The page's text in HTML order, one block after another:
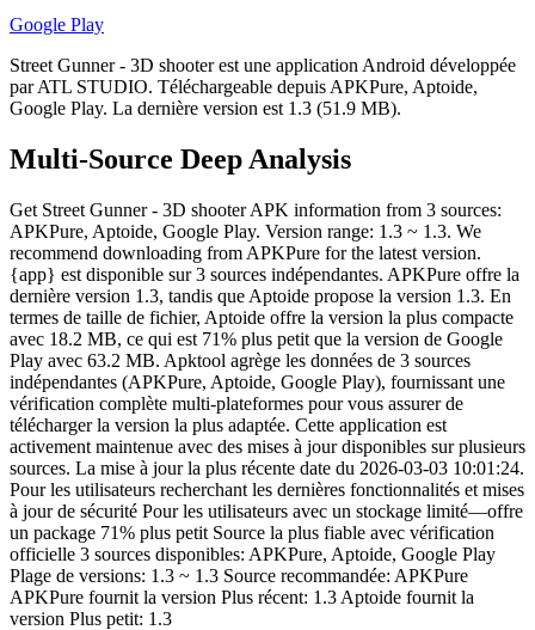
Google Play
Street Gunner - 3D shooter est une application Android développée
par ATL STUDIO. Téléchargeable depuis APKPure, Aptoide,
Google Play. La dernière version est 1.3 (51.9 MB).
Multi-Source Deep Analysis
Get Street Gunner - 3D shooter APK information from 3 sources:
APKPure, Aptoide, Google Play. Version range: 1.3 ~ 1.3. We
recommend downloading from APKPure for the latest version.
{app} est disponible sur 3 sources indépendantes. APKPure offre la
dernière version 1.3, tandis que Aptoide propose la version 1.3. En
termes de taille de fichier, Aptoide offre la version la plus compacte
avec 18.2 MB, ce qui est 71% plus petit que la version de Google
Play avec 63.2 MB. Apktool agrège les données de 3 sources
indépendantes (APKPure, Aptoide, Google Play), fournissant une
vérification complète multi-plateformes pour vous assurer de
télécharger la version la plus adaptée. Cette application est
activement maintenue avec des mises à jour disponibles sur plusieurs
sources. La mise à jour la plus récente date du 2026-03-03 10:01:24.
Pour les utilisateurs recherchant les dernières fonctionnalités et mises
à jour de sécurité Pour les utilisateurs avec un stockage limité—offre
un package 71% plus petit Source la plus fiable avec vérification
officielle 3 sources disponibles: APKPure, Aptoide, Google Play
Plage de versions: 1.3 ~ 1.3 Source recommandée: APKPure
APKPure fournit la version Plus récent: 1.3 Aptoide fournit la
version Plus petit: 1.3